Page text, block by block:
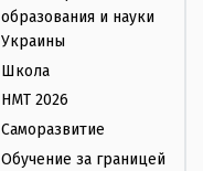
образования и науки
Украины
Школа
НМТ 2026
Саморазвитие
Обучение за границей